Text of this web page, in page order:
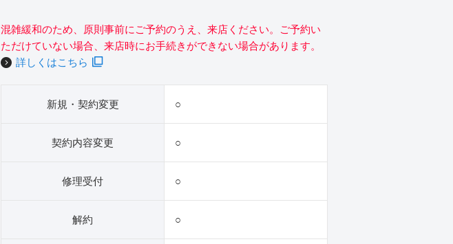
混雑緩和のため、原則事前にご予約のうえ、来店ください。ご予約い
ただけていない場合、来店時にお手続きができない場合があります。
詳しくはこちら
新規・契約変更 ○
契約内容変更 ○
修理受付 ○
解約 ○